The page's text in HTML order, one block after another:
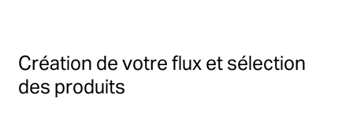
Création de votre flux et sélection
des produits